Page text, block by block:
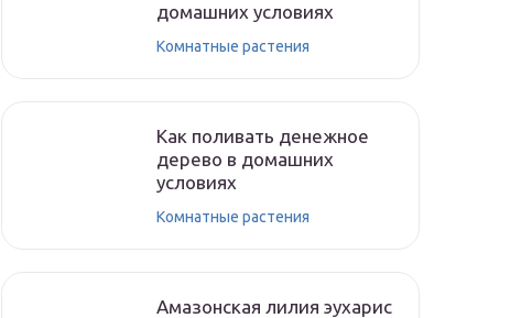
домашних условиях
Комнатные растения
Как поливать денежное
дерево в домашних
условиях
Комнатные растения
Амазонская лилия эухарис